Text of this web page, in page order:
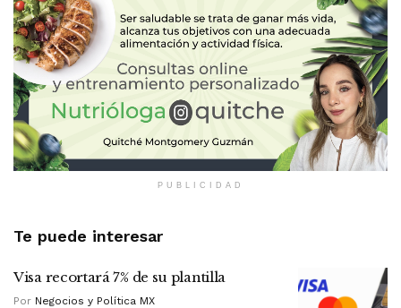
PUBLICIDAD
Te puede interesar
Visa recortará 7% de su plantilla
Por Negocios y Política MX